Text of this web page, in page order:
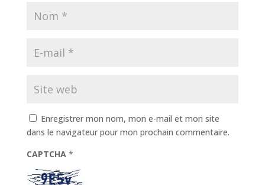
Enregistrer mon nom, mon e-mail et mon site
dans le navigateur pour mon prochain commentaire.
CAPTCHA *